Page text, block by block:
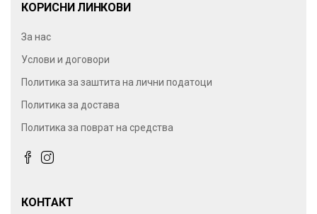
КОРИСНИ ЛИНКОВИ
За нас
Услови и договори
Политика за заштита на лични податоци
Политика за достава
Политика за поврат на средства
КОНТАКТ